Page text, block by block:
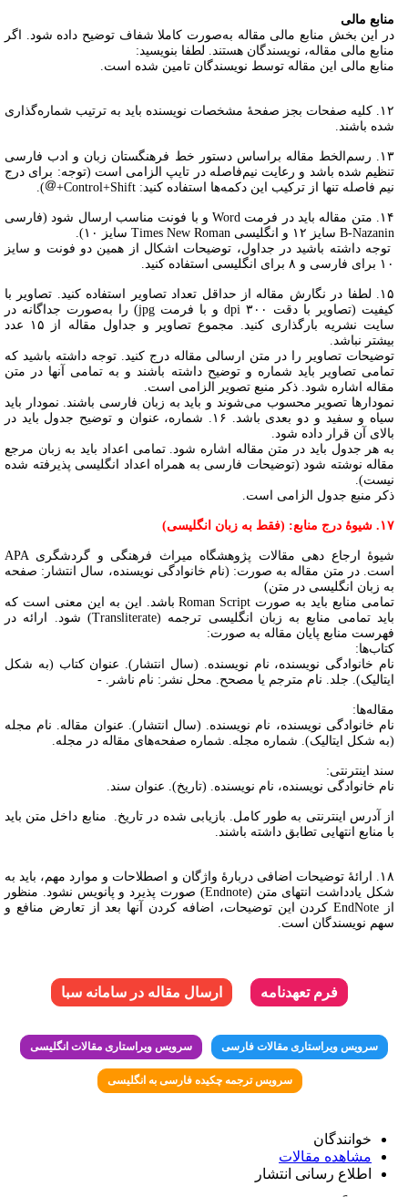
منابع مالی
در این بخش منابع مالی مقاله به‌صورت کاملا شفاف توضیح داده شود. اگر
منابع مالی مقاله، نویسندگان هستند. لطفا بنویسید:
منابع مالی این مقاله توسط نویسندگان تامین شده است.
۱۲. کلیه صفحات بجز صفحۀ مشخصات نویسنده باید به ترتیب شماره‌گذاری
شده باشند.
۱۳. رسم‌الخط مقاله بر‌اساس دستور خط فرهنگستان زبان و ادب فارسی
تنظیم شده باشد و رعایت نیم‌فاصله در تایپ الزامی است (توجه: برای درج
نیم فاصله تنها از ترکیب این دکمه‌ها استفاده کنید: Control+Shift+
).
۱۴. متن مقاله باید در فرمت Word و با فونت مناسب ارسال شود (فارسی
B-Nazanin سایز ۱۲ و انگلیسی Times New Roman سایز ۱۰).
توجه داشته باشید در جداول، توضیحات اشکال از همین دو فونت و سایز
۱۰ برای فارسی و ۸ برای انگلیسی استفاده کنید.
۱۵. لطفا در نگارش مقاله از حداقل تعداد تصاویر استفاده کنید. تصاویر با
کیفیت (تصاویر با دقت ۳۰۰ dpi و با فرمت jpg) را به‌صورت جداگانه در
سایت نشریه بارگذاری کنید. مجموع تصاویر و جداول مقاله از ۱۵ عدد
بیشتر نباشد.
توضیحات تصاویر را در متن ارسالی مقاله درج کنید. توجه داشته باشید که
تمامی تصاویر باید شماره و توضیح داشته باشند و به تمامی آنها در متن
مقاله اشاره شود. ذکر منبع تصویر الزامی است.
نمودارها تصویر محسوب می‌شوند و باید به زبان فارسی باشند. نمودار باید
سیاه و سفید و دو بعدی باشد. ۱۶. شماره، عنوان و توضیح جدول باید در
بالای آن قرار داده شود.
به هر جدول باید در متن مقاله اشاره شود. تمامی اعداد باید به زبان مرجع
مقاله نوشته شود (توضیحات فارسی به همراه اعداد انگلیسی پذیرفته شده
نیست).
ذکر منبع جدول الزامی است.
۱۷. شیوۀ درج منابع: (فقط به زبان انگلیسی)
شیوۀ ارجاع دهی مقالات پژوهشگاه میراث فرهنگی و گردشگری APA
است. در متن مقاله به صورت: (نام خانوادگی نویسنده، سال انتشار: صفحه
به زبان انگلیسی در متن)
تمامی منابع باید به صورت Roman Script باشد. این به این معنی است که
باید تمامی منابع به زبان انگلیسی ترجمه (Transliterate) شود. ارائه در
فهرست منابع پایان مقاله به صورت:
کتاب‌ها:
نام خانوادگی نویسنده، نام نویسنده. (سال انتشار). عنوان کتاب (به شکل
ایتالیک). جلد. نام مترجم یا مصحح. محل نشر: نام ناشر. -
مقاله‌ها:
نام خانوادگی نویسنده، نام نویسنده. (سال انتشار). عنوان مقاله. نام مجله
(به شکل ایتالیک). شماره مجله. شماره صفحه‌های مقاله در مجله.
سند اینترنتی:
نام خانوادگی نویسنده، نام نویسنده. (تاریخ). عنوان سند.
از آدرس اینترنتی به طور کامل. بازیابی شده در تاریخ. منابع داخل متن باید
با منابع انتهایی تطابق داشته باشند.
۱۸. ارائۀ توضیحات اضافی دربارۀ واژگان و اصطلاحات و موارد مهم، باید به
شکل یادداشت انتهای متن (Endnote) صورت پذیرد و پانویس نشود. منظور
از EndNote کردن این توضیحات، اضافه کردن آنها بعد از تعارض منافع و
سهم نویسندگان است.
فرم تعهدنامه ارسال مقاله در سامانه سبا
سرویس ویراستاری مقالات فارسی سرویس ویراستاری مقالات انگلیسی
سرویس ترجمه چکیده فارسی به انگلیسی
خوانندگان
مشاهده مقالات
اطلاع رسانی انتشار